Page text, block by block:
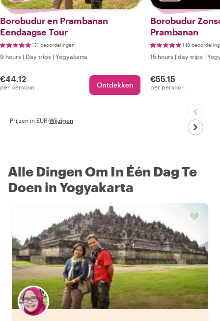
Borobudur en Prambanan
Eendaagse Tour
131 beoordelingen
9 hours | Day trips | Yogyakarta
€44.12
per persoon Ontdekken
Borobudur
Prambanan
148
15 hours | day trips |
€55.15
per persoon
Prijzen in EUR·Wijzigen
Alle Dingen Om In Één Dag Te
Doen in Yogyakarta